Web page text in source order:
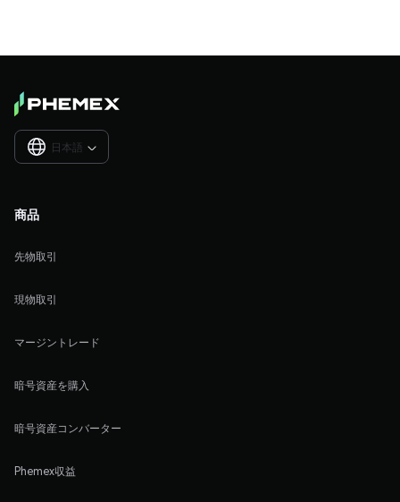
日本語 
商品
先物取引
現物取引
マージントレード
暗号資産を購入
暗号資産コンバーター
Phemex収益